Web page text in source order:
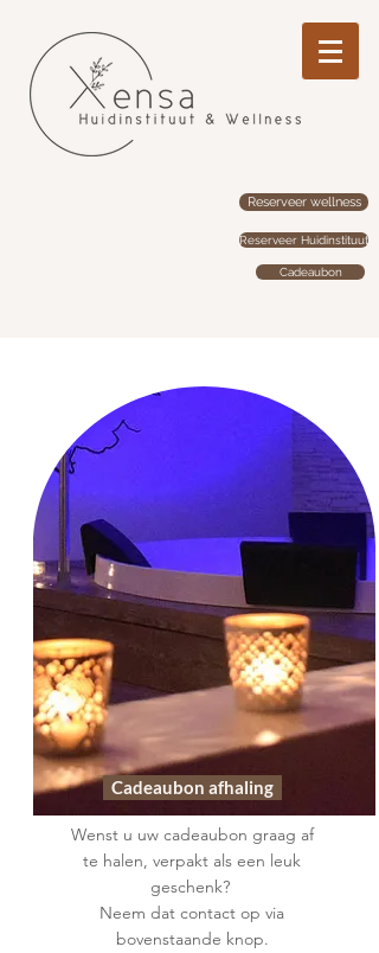
Reserveer wellness
Reserveer Huidinstituut
Cadeaubon
Cadeaubon afhaling
Wenst u uw cadeaubon graag af
te halen, verpakt als een leuk
geschenk?
Neem dat contact op via
bovenstaande knop.